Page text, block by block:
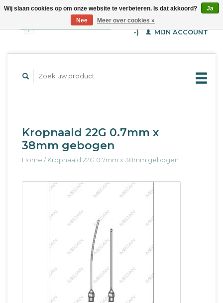
WINKELWAGEN (€--,-
-)
MIJN ACCOUNT
Kropnaald 22G 0.7mm x
38mm gebogen
Home /Kropnaald 22G 0.7mm x 38mm gebogen
Wij slaan cookies op om onze website te verbeteren. Is dat akkoord?
Ja
Nee
Meer over cookies »